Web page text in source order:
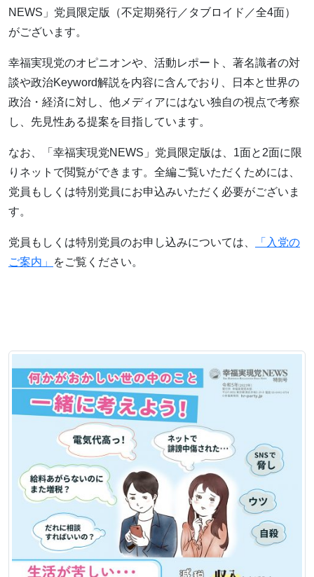
NEWS」党員限定版（不定期発行／タブロイド／全4面）
がございます。
幸福実現党のオピニオンや、活動レポート、著名識者の対
談や政治Keyword解説を内容に含んでおり、日本と世界の
政治・経済に対し、他メディアにはない独自の視点で考察
し、先見性ある提案を目指しています。
なお、「幸福実現党NEWS」党員限定版は、1面と2面に限
りネットで閲覧ができます。全編ご覧いただくためには、
党員もしくは特別党員にお申込みいただく必要がございま
す。
党員もしくは特別党員のお申し込みについては、
「入党の
ご案内」
をご覧ください。